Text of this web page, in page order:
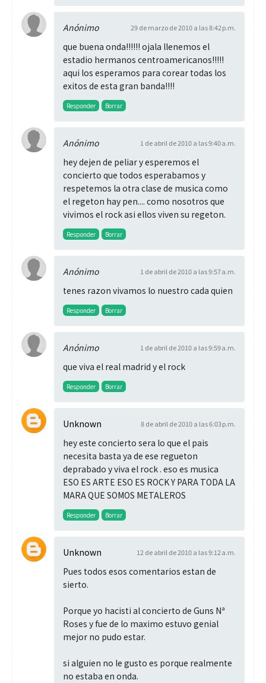
Anónimo 29 de marzo de 2010 a las 8:42 p.m.
que buena onda!!!!!! ojala llenemos el
estadio hermanos centroamericanos!!!!!
aqui los esperamos para corear todas los
exitos de esta gran banda!!!!
Responder Borrar
Anónimo 1 de abril de 2010 a las 9:40 a.m.
hey dejen de peliar y esperemos el
concierto que todos esperabamos y
respetemos la otra clase de musica como
el regeton hay pen.... como nosotros que
vivimos el rock asi ellos viven su regeton.
Responder Borrar
Anónimo 1 de abril de 2010 a las 9:57 a.m.
tenes razon vivamos lo nuestro cada quien
Responder Borrar
Anónimo 1 de abril de 2010 a las 9:59 a.m.
que viva el real madrid y el rock
Responder Borrar
Unknown 8 de abril de 2010 a las 6:03 p.m.
hey este concierto sera lo que el pais
necesita basta ya de ese regueton
deprabado y viva el rock . eso es musica
ESO ES ARTE ESO ES ROCK Y PARA TODA LA
MARA QUE SOMOS METALEROS
Responder Borrar
Unknown 12 de abril de 2010 a las 9:12 a.m.
Pues todos esos comentarios estan de
sierto.
Porque yo hacisti al concierto de Guns Nª
Roses y fue de lo maximo estuvo genial
mejor no pudo estar.
si alguien no le gusto es porque realmente
no estaba en onda.